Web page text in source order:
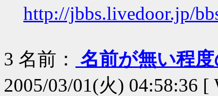
http://jbbs.livedoor.jp/
3 名前：
名前が無い程
2005/03/01(火) 04:58:36